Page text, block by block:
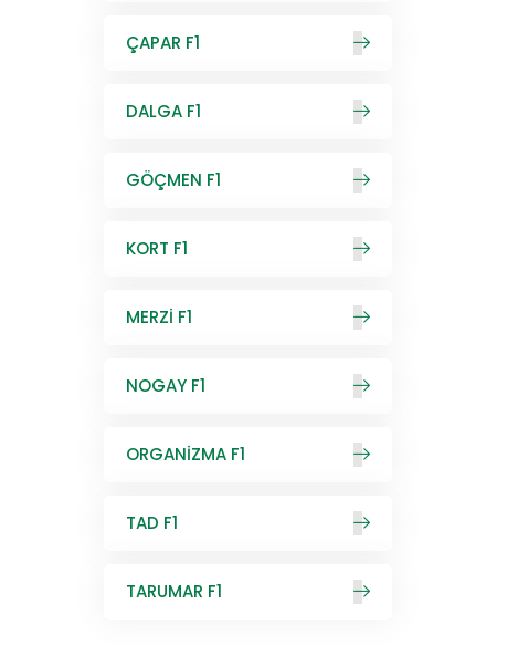
ÇAPAR F1
DALGA F1
GÖÇMEN F1
KORT F1
MERZİ F1
NOGAY F1
ORGANİZMA F1
TAD F1
TARUMAR F1